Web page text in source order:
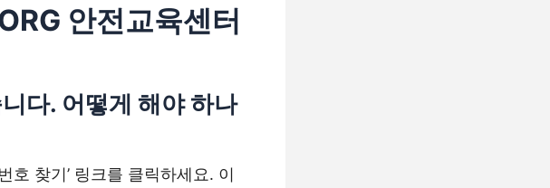
안전교육센터
다. 어떻게 해야 하나
호 찾기’ 링크를 클릭하세요. 이